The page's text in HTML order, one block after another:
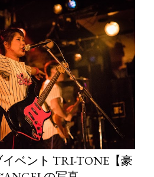
ベント TRI-TONE【豪